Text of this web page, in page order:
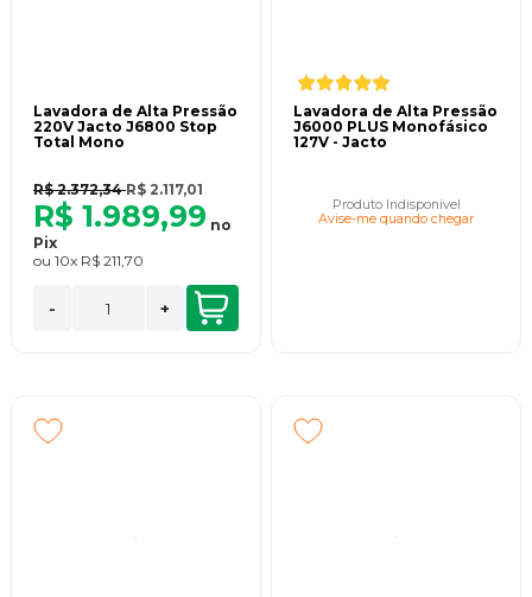
Lavadora de Alta Pressão
220V Jacto J6800 Stop
Total Mono
R$ 2.372,34R$ 2.117,01
R$ 1.989,99 no
Pix
ou 10x R$ 211,70
- +
Lavadora de Alta Pressão
J6000 PLUS Monofásico
127V - Jacto
Produto Indisponível
Avise-me quando chegar